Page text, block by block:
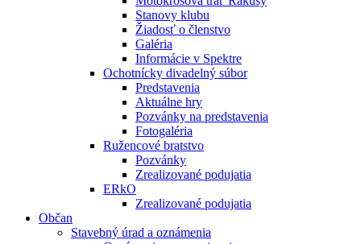
Stanovy klubu
Žiadosť o členstvo
Galéria
Informácie v Spektre
Ochotnícky divadelný súbor
Predstavenia
Aktuálne hry
Pozvánky na predstavenia
Fotogaléria
Ružencové bratstvo
Pozvánky
Zrealizované podujatia
ERkO
Zrealizované podujatia
Občan
Stavebný úrad a oznámenia